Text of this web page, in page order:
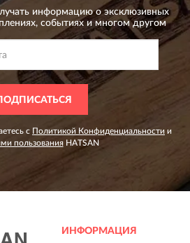
информацию о эксклюзивных
событиях и многом другом
с Политикой Конфиденциальности и
пользованияHATSAN
ИНФОРМАЦИЯ